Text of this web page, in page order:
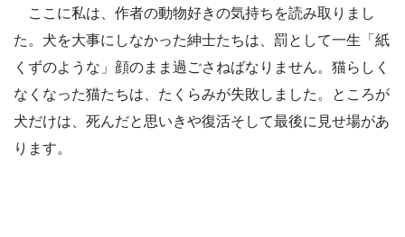
ここに私は、作者の動物好きの気持ちを読み取りまし
た。犬を大事にしなかった紳士たちは、罰として一生「紙
くずのような」顔のまま過ごさねばなりません。猫らしく
なくなった猫たちは、たくらみが失敗しました。ところが
犬だけは、死んだと思いきや復活そして最後に見せ場があ
ります。